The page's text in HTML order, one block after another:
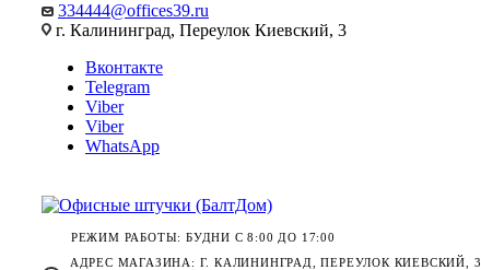
334444@offices39.ru
г. Калининград, Переулок Киевский, 3
Вконтакте
Telegram
Viber
Viber
WhatsApp
РЕЖИМ РАБОТЫ: БУДНИ С 8:00 ДО 17:00
АДРЕС МАГАЗИНА: Г. КАЛИНИНГРАД, ПЕРЕУЛОК КИЕВСКИЙ, 3